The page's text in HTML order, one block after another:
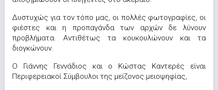
Δυστυχώς για τον τόπο μας, οι πολλές φωτογραφίες, οι
φιέστες και η προπαγάνδα των αρχών δε λύνουν
προβλήματα. Αντιθέτως τα κουκουλώνουν και τα
διογκώνουν.
Ο Γιάννης Γεννάδιος και ο Κώστας Καντερές είναι
Περιφερειακοί Σύμβουλοι της μείζονος μειοψηφίας,